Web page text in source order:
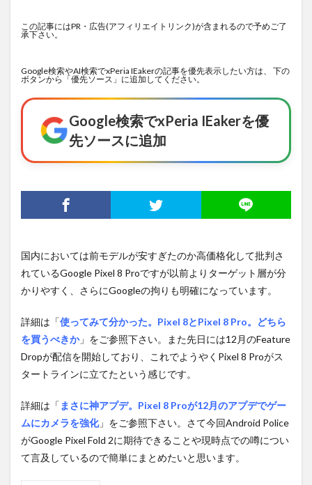
この記事にはPR・広告(アフィリエイトリンク)が含まれるので予めご了
承下さい。
Google検索やAI検索でxPeria IEakerの記事を優先表示したい方は、 下の
ボタンから「優先ソース」に追加してください。
Google検索でxPeria IEakerを優
先ソースに追加
国内においては前モデルが安すぎたのか高価格化して批判さ
れているGoogle Pixel 8 Proですが以前よりターゲット層が分
かりやすく、さらにGoogleの拘りも明確になっています。
詳細は「使ってみて分かった。Pixel 8とPixel 8 Pro。どちら
を買うべきか」をご参照下さい。また先日には12月のFeature
Dropが配信を開始しており、これでようやくPixel 8 Proがス
タートラインに立てたという感じです。
詳細は「 まさに神アプデ。Pixel 8 Proが12月のアプデでゲー
ムにカメラを強化」をご参照下さい。さて今回Android Police
がGoogle Pixel Fold 2に期待できることや現時点での噂につい
て言及しているので簡単にまとめたいと思います。